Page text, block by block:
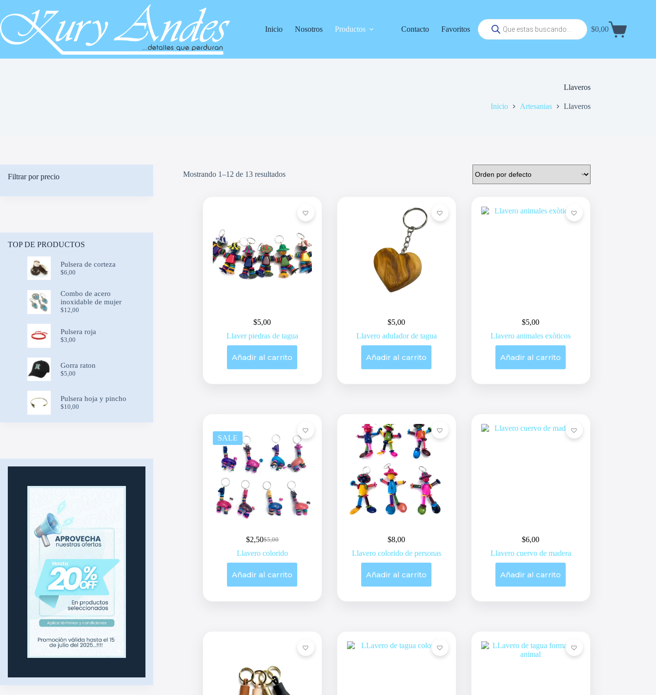
contenido
Inicio Nosotros Productos Contacto Favoritos
Búsqueda
de
productos
Carrito
$0,00
Llaveros
Inicio Artesanias Llaveros
Mostrando 1–12 de 13 resultados
$5,00
Llaver piedras de tagua
Añadir al carrito
$5,00
Llavero adulador de tagua
Añadir al carrito
$5,00
Llavero animales exòticos
Añadir al carrito
SALE
$5,00
Original
price
was:
$2,50Current
price
is:
Llavero colorido
Añadir al carrito
$8,00
Llavero colorido de personas
Añadir al carrito
$6,00
Llavero cuervo de madera
Añadir al carrito
Filtrar por precio
TOP DE PRODUCTOS
Pulsera de corteza
$6,00
Combo de acero
inoxidable de mujer
$12,00
Pulsera roja
$3,00
Gorra raton
$5,00
Pulsera hoja y pincho
$10,00